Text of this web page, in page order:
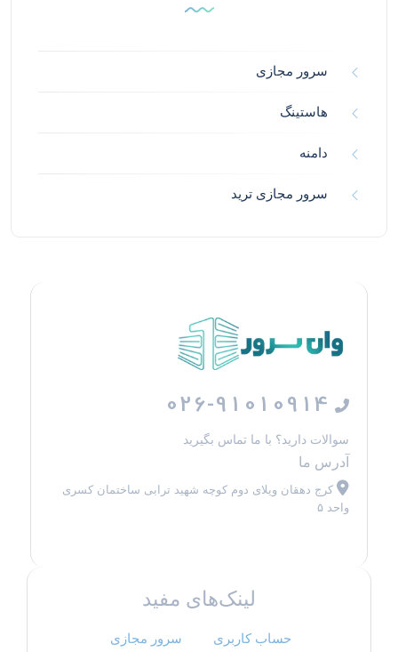
سرور مجازی
هاستینگ
دامنه
سرور مجازی ترید
026-91010914
سوالات دارید؟ با ما تماس بگیرید
آدرس ما
کرج دهقان ویلای دوم کوچه شهید ترابی ساختمان کسری
واحد ۵
لینک‌های مفید
حساب کاربری
سرور مجازی